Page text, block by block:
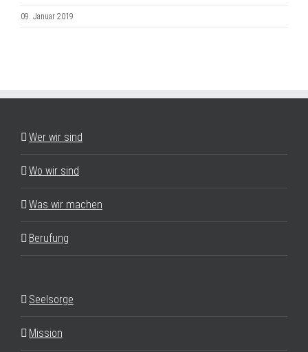
09. Januar 2019
Wer wir sind
Wo wir sind
Was wir machen
Berufung
Seelsorge
Mission